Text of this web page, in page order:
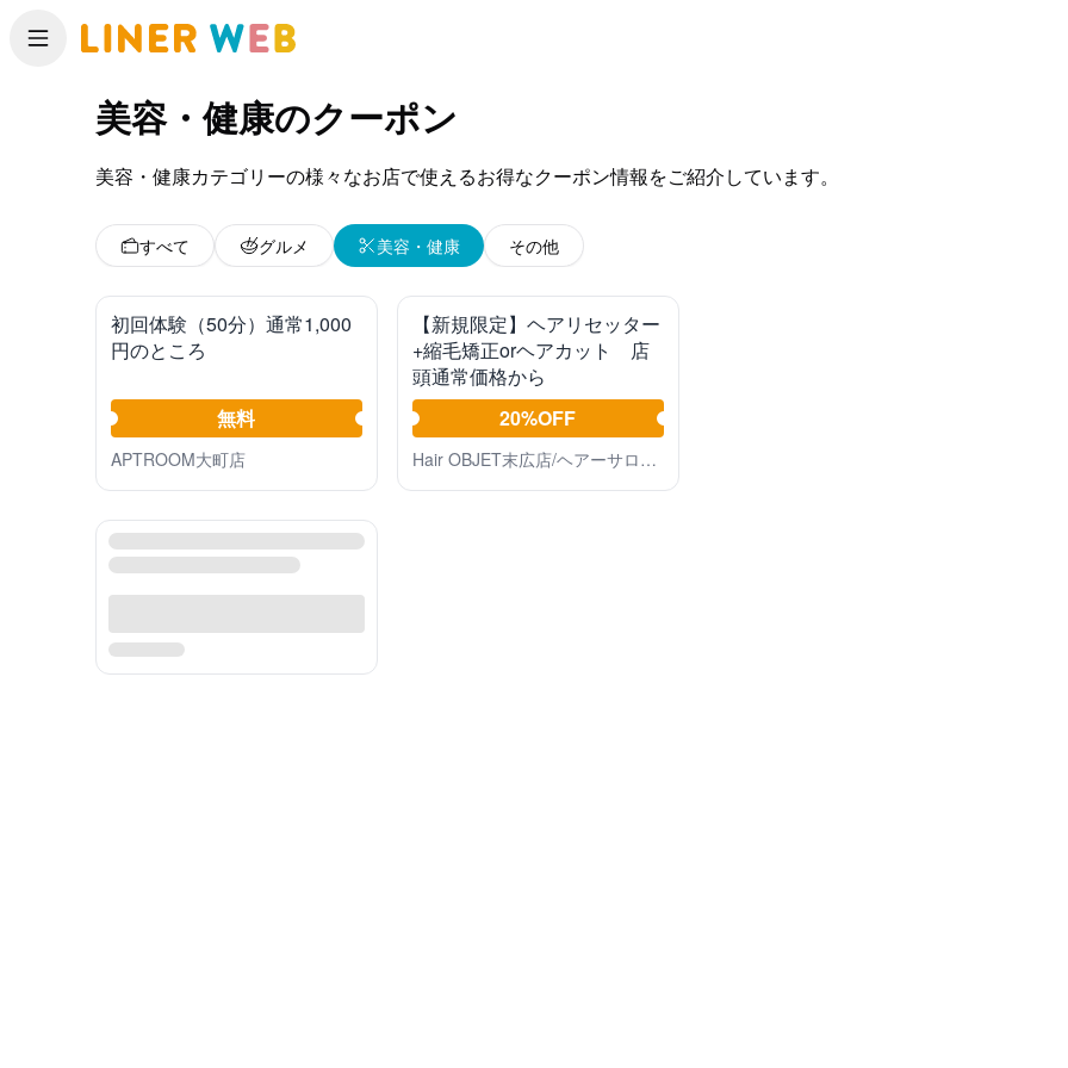
メニュー
美容・健康のクーポン
美容・健康カテゴリーの様々なお店で使えるお得なクーポン情報をご紹介しています。
すべて グルメ 美容・健康 その他
初回体験（50分）通常1,000
円のところ
無料
APTROOM大町店
【新規限定】ヘアリセッター
+縮毛矯正orヘアカット 店
頭通常価格から
20%OFF
Hair OBJET末広店/ヘアーサロンMAYA/ヘアーサロンR/LIVE LOVE LIFE